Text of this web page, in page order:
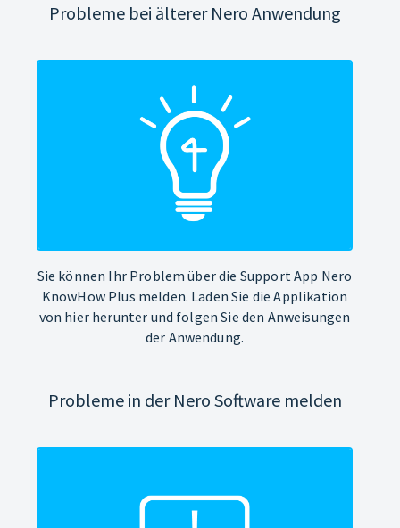
Probleme bei älterer Nero Anwendung
Sie können Ihr Problem über die Support App Nero
KnowHow Plus melden. Laden Sie die Applikation
von hier herunter und folgen Sie den Anweisungen
der Anwendung.
Probleme in der Nero Software melden